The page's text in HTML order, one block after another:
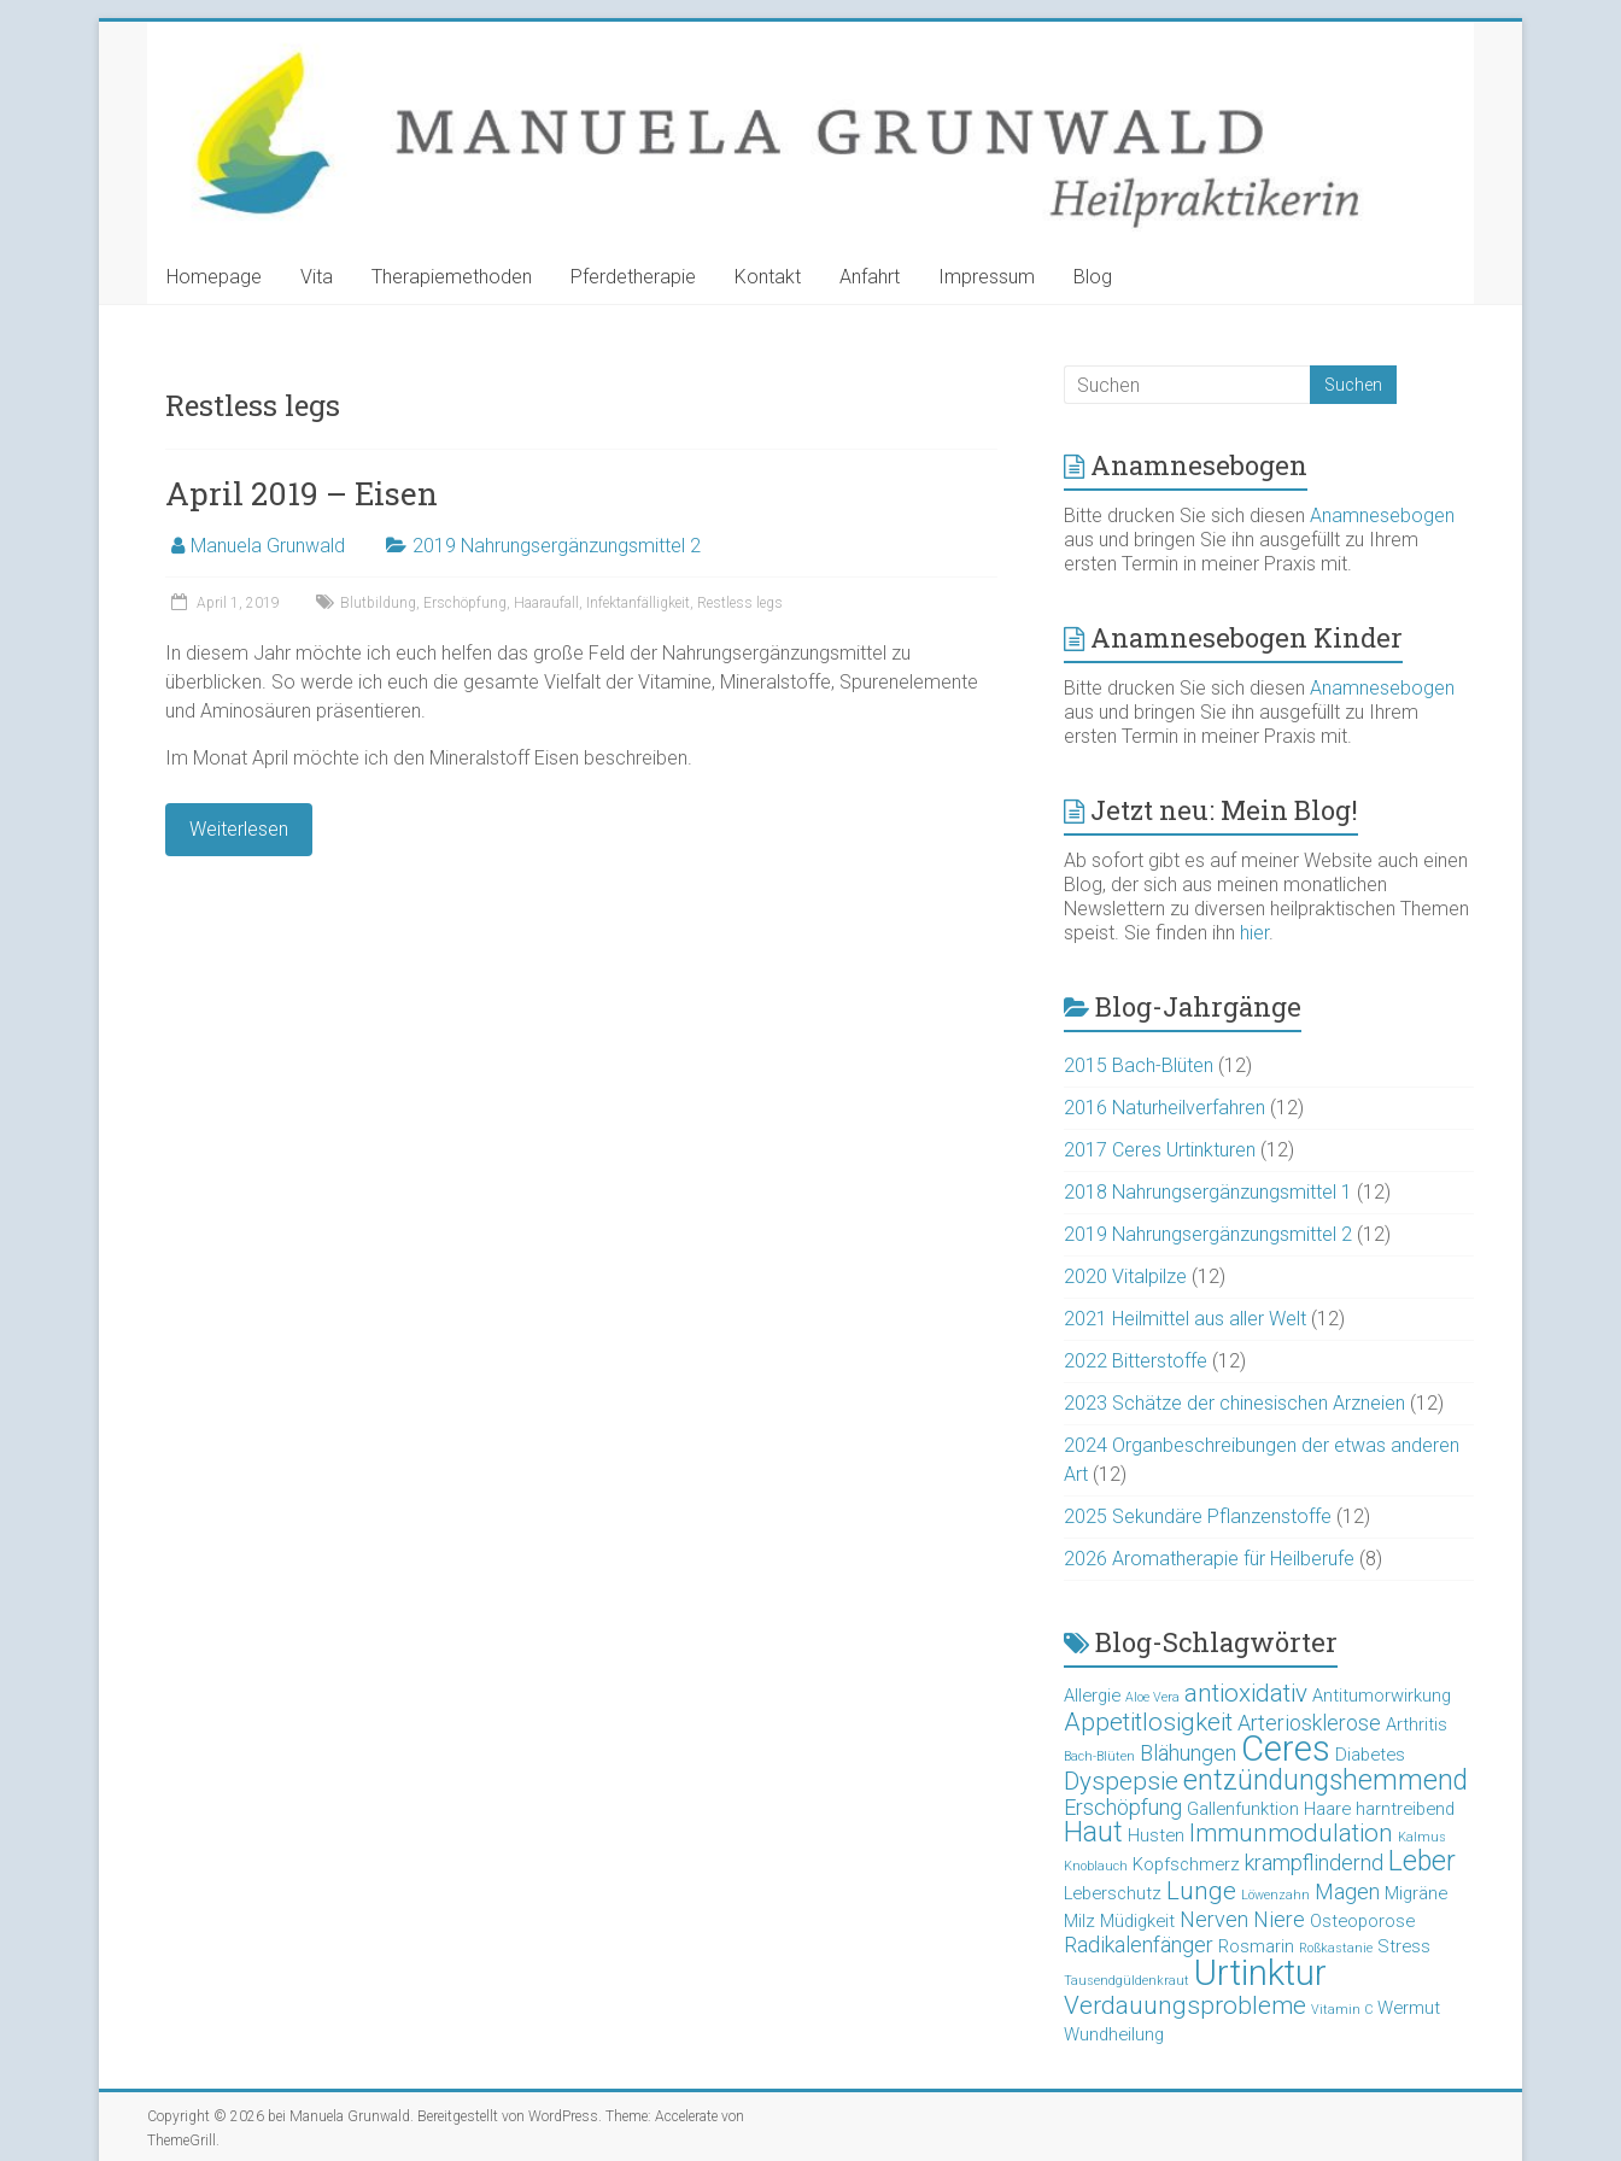
Manuela
Grunwald
Heilpraktikerin
Homepage Vita Therapiemethoden Pferdetherapie Kontakt Anfahrt Impressum Blog
Restless legs
April 2019 – Eisen
Manuela Grunwald 2019 Nahrungsergänzungsmittel 2
April 1, 2019 Blutbildung, Erschöpfung, Haaraufall , Infektanfälligkeit, Restless legs
In diesem Jahr möchte ich euch helfen das große Feld der Nahrungsergänzungsmittel zu
überblicken. So werde ich euch die gesamte Vielfalt der Vitamine, Mineralstoffe, Spurenelemente
und Aminosäuren präsentieren.
Im Monat April möchte ich den Mineralstoff Eisen beschreiben.
Weiterlesen
Anamnesebogen
Bitte drucken Sie sich diesenAnamnesebogen
aus und bringen Sie ihn ausgefüllt zu Ihrem
ersten Termin in meiner Praxis mit.
Anamnesebogen Kinder
Bitte drucken Sie sich diesenAnamnesebogen
aus und bringen Sie ihn ausgefüllt zu Ihrem
ersten Termin in meiner Praxis mit.
Jetzt neu: Mein Blog!
Ab sofort gibt es auf meiner Website auch einen
Blog, der sich aus meinen monatlichen
Newslettern zu diversen heilpraktischen Themen
speist. Sie finden ihn hier.
Blog-Jahrgänge
2015 Bach-Blüten (12)
2016 Naturheilverfahren (12)
2017 Ceres Urtinkturen (12)
2018 Nahrungsergänzungsmittel 1 (12)
2019 Nahrungsergänzungsmittel 2 (12)
2020 Vitalpilze (12)
2021 Heilmittel aus aller Welt (12)
2022 Bitterstoffe (12)
2023 Schätze der chinesischen Arzneien (12)
2024 Organbeschreibungen der etwas anderen
Art (12)
2025 Sekundäre Pflanzenstoffe (12)
2026 Aromatherapie für Heilberufe (8)
Blog-Schlagwörter
Allergie Aloe Vera antioxidativ Antitumorwirkung
AppetitlosigkeitArteriosklerose Arthritis
Bach-Blüten Blähungen Ceres Diabetes
Dyspepsie entzündungshemmend
Erschöpfung Gallenfunktion Haare harntreibend
Haut Husten Immunmodulation Kalmus
Knoblauch Kopfschmerz krampflindernd Leber
Leberschutz Lunge Löwenzahn Magen Migräne
Milz Müdigkeit Nerven Niere Osteoporose
Radikalenfänger Rosmarin Roßkastanie Stress
Tausendgüldenkraut Urtinktur
Verdauungsprobleme Vitamin C Wermut
Wundheilung
Copyright © 2026 bei Manuela Grunwald. Bereitgestellt von WordPress. Theme: Accelerate von
ThemeGrill .